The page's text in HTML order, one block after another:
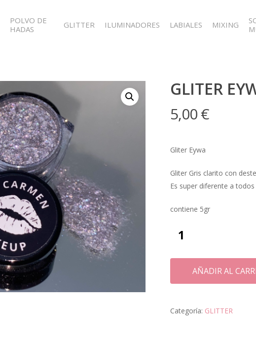
POLVO DE
HADAS
GLITTER ILUMINADORES LABIALES MIXING
GLITER
5,00€
Gliter Eywa
Gliter Gris clarito con
Es super diferente a
contiene 5gr
AÑADIR AL
Categoría: GLITTER